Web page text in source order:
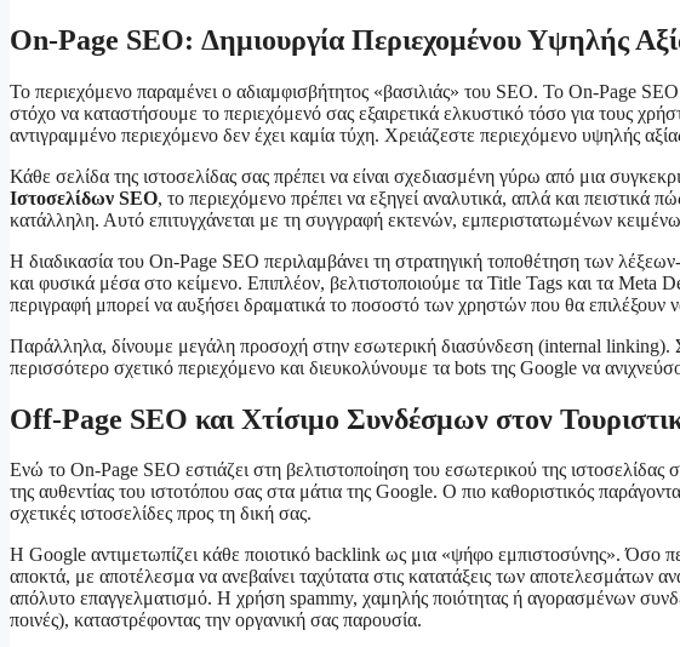
On-Page SEO: Δημιουργία Περιεχομένου Υψηλής
Το περιεχόμενο παραμένει ο αδιαμφισβήτητος «βασιλιάς» του SEO. Το On-Page
στόχο να καταστήσουμε το περιεχόμενό σας εξαιρετικά ελκυστικό τόσο για τους
αντιγραμμένο περιεχόμενο δεν έχει καμία τύχη. Χρειάζεστε περιεχόμενο υψηλής
Κάθε σελίδα της ιστοσελίδας σας πρέπει να είναι σχεδιασμένη γύρω από μια
Ιστοσελίδων SEO, το περιεχόμενο πρέπει να εξηγεί αναλυτικά, απλά και πειστικά
κατάλληλη. Αυτό επιτυγχάνεται με τη συγγραφή εκτενών, εμπεριστατωμένων
Η διαδικασία του On-Page SEO περιλαμβάνει τη στρατηγική τοποθέτηση των
και φυσικά μέσα στο κείμενο. Επιπλέον, βελτιστοποιούμε τα Title Tags και τα Meta
περιγραφή μπορεί να αυξήσει δραματικά το ποσοστό των χρηστών που θα επιλέξουν
Παράλληλα, δίνουμε μεγάλη προσοχή στην εσωτερική διασύνδεση (internal linking).
περισσότερο σχετικό περιεχόμενο και διευκολύνουμε τα bots της Google να
Off-Page SEO και Χτίσιμο Συνδέσμων στον
Ενώ το On-Page SEO εστιάζει στη βελτιστοποίηση του εσωτερικού της ιστοσελίδας
της αυθεντίας του ιστοτόπου σας στα μάτια της Google. Ο πιο καθοριστικός
σχετικές ιστοσελίδες προς τη δική σας.
Η Google αντιμετωπίζει κάθε ποιοτικό backlink ως μια «ψήφο εμπιστοσύνης». Όσο
αποκτά, με αποτέλεσμα να ανεβαίνει ταχύτατα στις κατατάξεις των
απόλυτο επαγγελματισμό. Η χρήση spammy, χαμηλής ποιότητας ή αγορασμένων
ποινές), καταστρέφοντας την οργανική σας παρουσία.